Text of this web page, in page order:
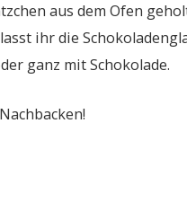
aus dem Ofen
ihr die
ganz mit Schokolade.